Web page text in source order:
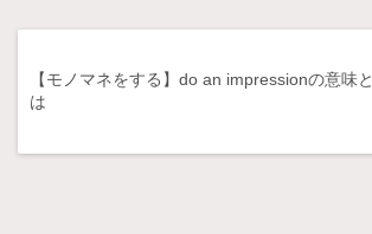
【モノマネをする】do an impressionの意味と
は